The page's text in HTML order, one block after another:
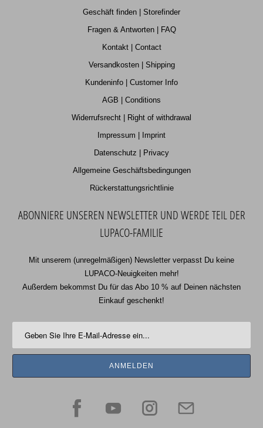
Geschäft finden | Storefinder
Fragen & Antworten | FAQ
Kontakt | Contact
Versandkosten | Shipping
Kundeninfo | Customer Info
AGB | Conditions
Widerrufsrecht | Right of withdrawal
Impressum | Imprint
Datenschutz | Privacy
Allgemeine Geschäftsbedingungen
Rückerstattungsrichtlinie
ABONNIERE UNSEREN NEWSLETTER UND WERDE TEIL DER
LUPACO-FAMILIE
Mit unserem (unregelmäßigen) Newsletter verpasst Du keine
LUPACO-Neuigkeiten mehr!
Außerdem bekommst Du für das Abo 10 % auf Deinen nächsten
Einkauf geschenkt!